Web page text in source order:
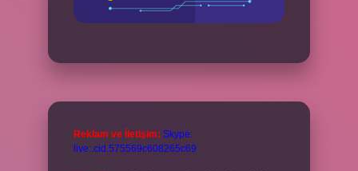
Reklam ve İletişim: Skype:
live:.cid.575569c608265c69